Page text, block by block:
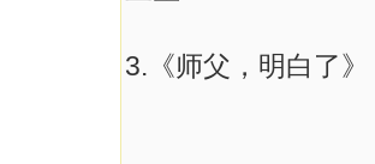
3.《师父，明白了